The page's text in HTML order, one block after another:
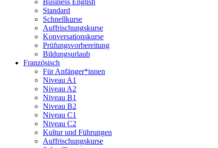
Standard
Schnellkurse
Auffrischungskurse
Konversationskurse
Prüfungsvorbereitung
Bildungsurlaub
Französisch
Für Anfänger*innen
Niveau A1
Niveau A2
Niveau B1
Niveau B2
Niveau C1
Niveau C2
Kultur und Führungen
Auffrischungskurse